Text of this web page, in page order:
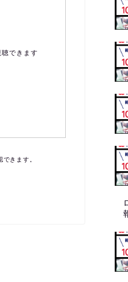
できます
きます。